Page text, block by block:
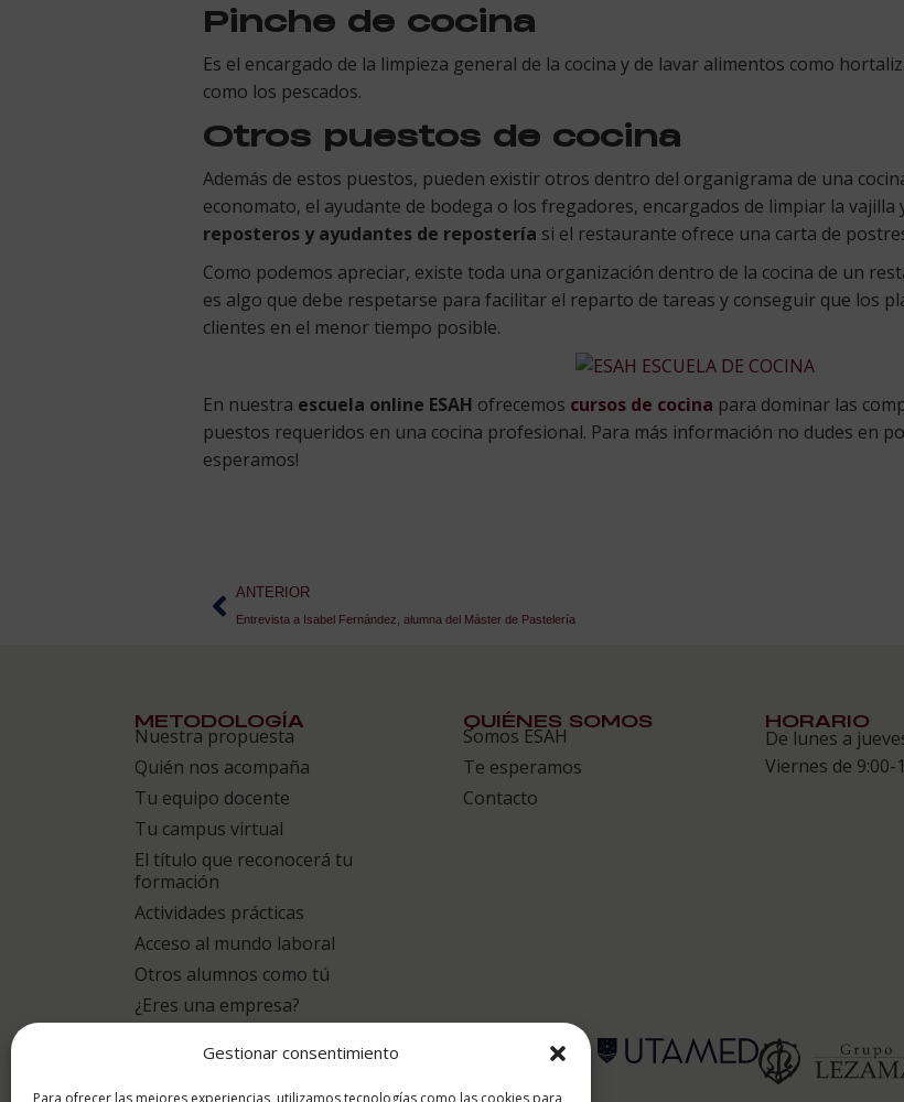
Gestionar consentimiento
Para ofrecer las mejores experiencias, utilizamos tecnologías como las cookies para
Pinche de cocina
Es el encargado de la limpieza general de la cocina y de lavar alimentos como
como los pescados.
Otros puestos de cocina
Además de estos puestos, pueden existir otros dentro del organigrama de una
economato, el ayudante de bodega o los fregadores, encargados de limpiar la vajilla
reposteros y ayudantes de repostería si el restaurante ofrece una carta de
Como podemos apreciar, existe toda una organización dentro de la cocina de un
es algo que debe respetarse para facilitar el reparto de tareas y conseguir que los
clientes en el menor tiempo posible.
En nuestra escuela online ESAH ofrecemos cursos de cocina para dominar las
puestos requeridos en una cocina profesional. Para más información no dudes en
esperamos!
ANTERIOR
Entrevista a Isabel Fernández, alumna del Máster de Pastelería
METODOLOGÍA
Nuestra propuesta
Quién nos acompaña
Tu equipo docente
Tu campus virtual
El título que reconocerá tu
formación
Actividades prácticas
Acceso al mundo laboral
Otros alumnos como tú
¿Eres una empresa?
QUIÉNES SOMOS
Somos ESAH
Te esperamos
Contacto
HORARIO
De lunes a
Viernes de 9:00-